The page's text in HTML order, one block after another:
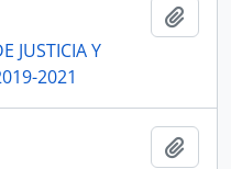
JUSTICIA Y
2021